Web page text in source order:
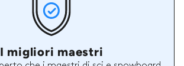
I migliori maestri